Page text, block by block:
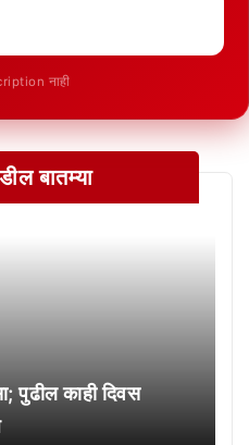
नाही
बातम्या
पुढील काही दिवस